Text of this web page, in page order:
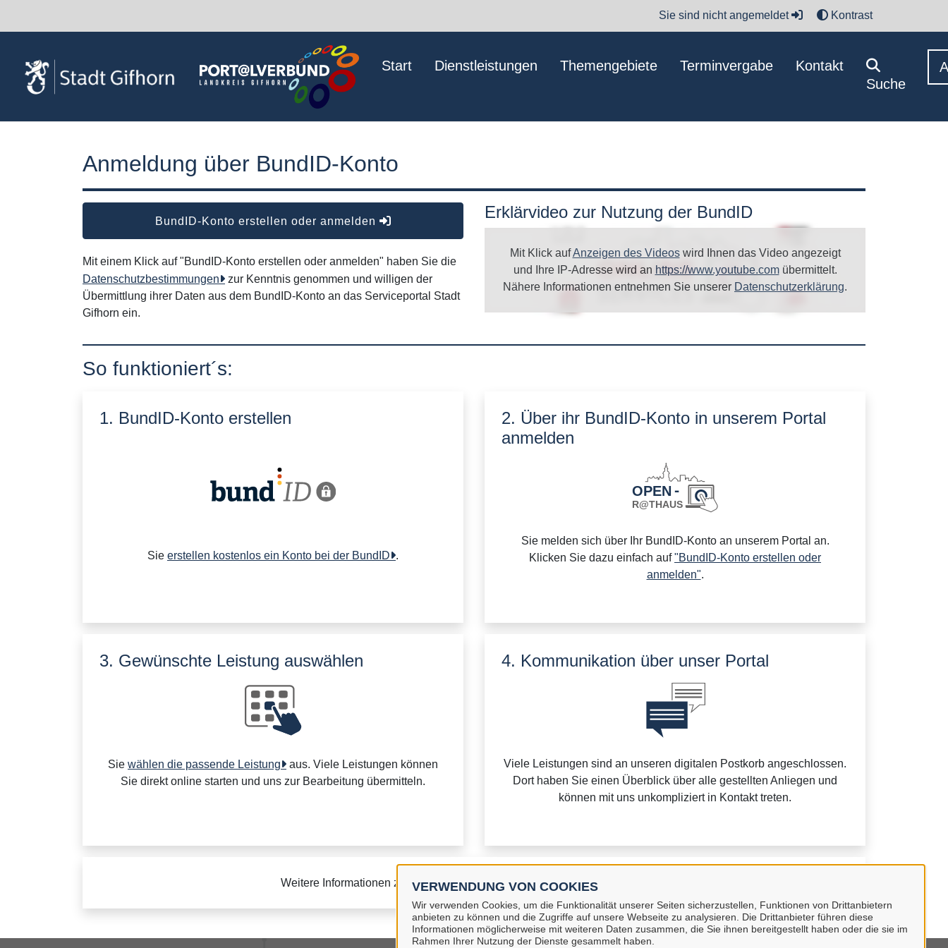
VERWENDUNG VON COOKIES
Wir verwenden Cookies, um die Funktionalität unserer Seiten sicherzustellen, Funktionen von Drittanbietern
anbieten zu können und die Zugriffe auf unsere Webseite zu analysieren. Die Drittanbieter führen diese
Informationen möglicherweise mit weiteren Daten zusammen, die Sie ihnen bereitgestellt haben oder die sie im
Rahmen Ihrer Nutzung der Dienste gesammelt haben.
Sie sind nicht angemeldet Kontrast
Start Dienstleistungen Themengebiete Terminvergabe
Kontakt
Suche
Anmeldung über BundID-Konto
BundID-Konto erstellen oder anmelden
Mit einem Klick auf "BundID-Konto erstellen oder anmelden" haben Sie die
Datenschutzbestimmungen
zur Kenntnis genommen und willigen der
Übermittlung ihrer Daten aus dem BundID-Konto an das Serviceportal Stadt
Gifhorn ein.
Erklärvideo zur Nutzung der BundID
Mit Klick aufAnzeigen des Videoswird Ihnen das Video angezeigt
und Ihre IP-Adresse wird an https://www.youtube.comübermittelt.
Nähere Informationen entnehmen Sie unserer Datenschutzerklärung.
So funktioniert´s:
1. BundID-Konto erstellen
Sie erstellen kostenlos ein Konto bei der BundID .
2. Über ihr BundID-Konto in unserem Portal
anmelden
Sie melden sich über Ihr BundID-Konto an unserem Portal an.
Klicken Sie dazu einfach auf"BundID-Konto erstellen oder
anmelden".
3. Gewünschte Leistung auswählen
Sie wählen die passende Leistung
aus. Viele Leistungen können
Sie direkt online starten und uns zur Bearbeitung übermitteln.
4. Kommunikation über unser Portal
Viele Leistungen sind an unseren digitalen Postkorb angeschlossen.
Dort haben Sie einen Überblick über alle gestellten Anliegen und
können mit uns unkompliziert in Kontakt treten.
Weitere Informationen zur BundID finden Sie auf derFAQ-Seite des Bundes.